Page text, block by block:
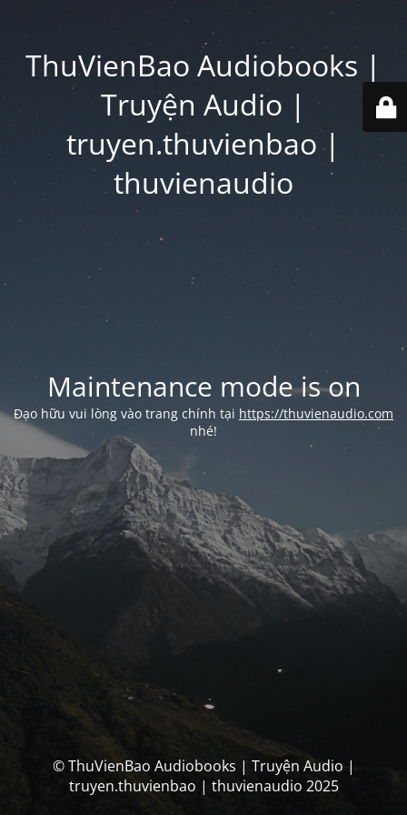
ThuVienBao Audiobooks |
Truyện Audio |
truyen.thuvienbao |
thuvienaudio
Maintenance mode is on
Đạo hữu vui lòng vào trang chính tại https://thuvienaudio.com
nhé!
© ThuVienBao Audiobooks | Truyện Audio |
truyen.thuvienbao | thuvienaudio 2025